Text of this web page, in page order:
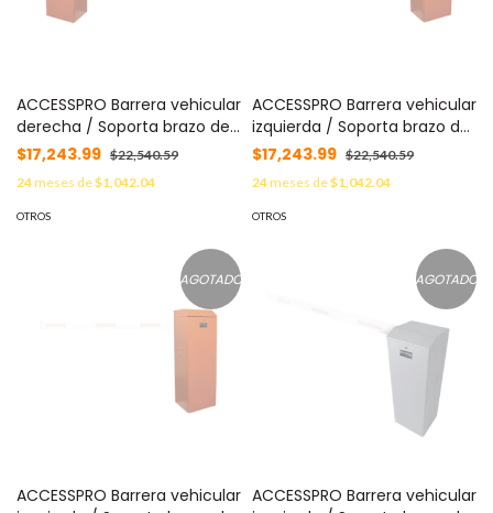
ACCESSPRO Barrera vehicular
derecha / Soporta brazo de
hasta 5.5 m / Final de
carrera ajustable por
programación / Movimiento
fluido / Diseño elegante
$17,243.99 $22,540.59
24meses de$1,042.04
OTROS
ACCESSPRO Barrera vehicular
izquierda / Soporta brazo de
hasta 5.5 m / Final de
carrera ajustable por
programación / Movimiento
fluido / Diseño elegante
$17,243.99 $22,540.59
24meses de$1,042.04
OTROS
AGOTADO
ACCESSPRO Barrera vehicular
AGOTADO
ACCESSPRO Barrera vehicular